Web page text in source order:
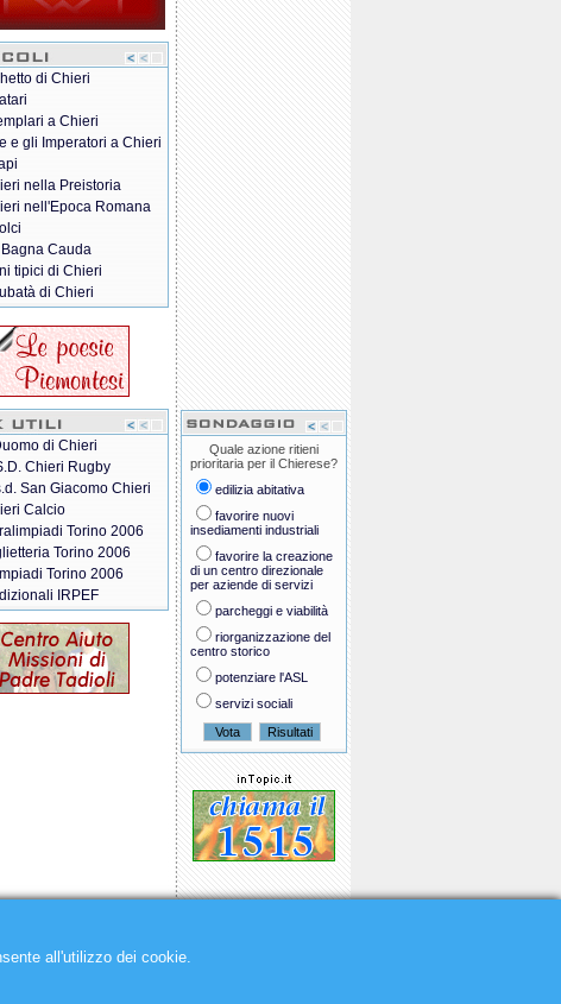
di Chieri
a Chieri
e gli Imperatori a Chieri
nella Preistoria
nell'Epoca Romana
Bagna Cauda
tipici di Chieri
di Chieri
di Chieri
Chieri Rugby
San Giacomo Chieri
Calcio
Torino 2006
Torino 2006
Torino 2006
IRPEF
Quale azione ritieni
prioritaria per il Chierese?
edilizia abitativa
favorire nuovi
insediamenti industriali
favorire la creazione
di un centro direzionale
per aziende di servizi
parcheggi e viabilità
riorganizzazione del
centro storico
potenziare l'ASL
servizi sociali
all'utilizzo dei cookie.